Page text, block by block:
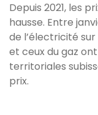
Depuis 2021, les
hausse. Entre
de l’électricité
et ceux du gaz
territoriales
prix.